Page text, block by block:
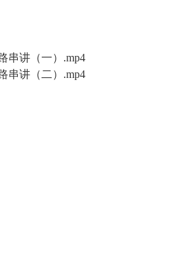
串讲（一）.mp4
串讲（二）.mp4